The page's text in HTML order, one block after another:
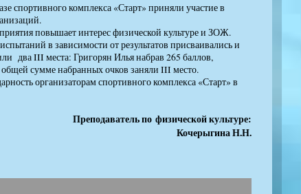
спортивного комплекса «Старт» приняли участие в
повышает интерес физической культуре и ЗОЖ.
в зависимости от результатов присваивались и
два III места: Григорян Илья набрав 265 баллов,
сумме набранных очков заняли III место.
организаторам спортивного комплекса «Старт» в
Преподаватель по физической культуре:
Кочерыгина Н.Н.